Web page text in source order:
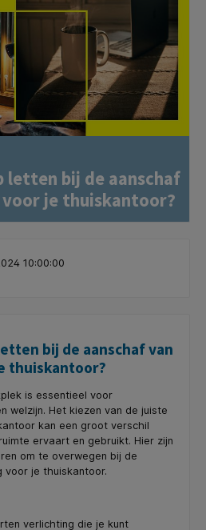
letten bij de aanschaf
je thuiskantoor?
10:00:00
bij de aanschaf van
thuiskantoor?
is essentieel voor
welzijn. Het kiezen van de juiste
kan een groot verschil
ervaart en gebruikt. Hier zijn
om te overwegen bij de
voor je thuiskantoor.
verlichting die je kunt